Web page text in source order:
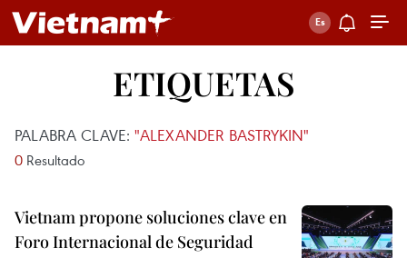
ETIQUETAS
PALABRA CLAVE: "ALEXANDER BASTRYKIN"
0 Resultado
Vietnam propone soluciones clave en
Foro Internacional de Seguridad